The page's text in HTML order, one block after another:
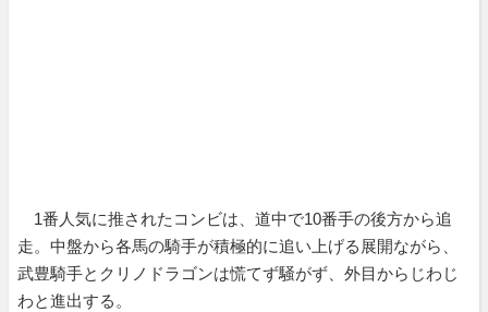
1番人気に推されたコンビは、道中で10番手の後方から追
走。中盤から各馬の騎手が積極的に追い上げる展開ながら、
武豊騎手とクリノドラゴンは慌てず騒がず、外目からじわじ
わと進出する。